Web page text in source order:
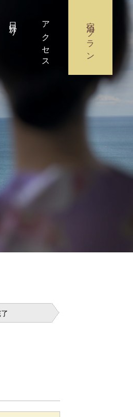
日帰り アクセス 宿泊プラン